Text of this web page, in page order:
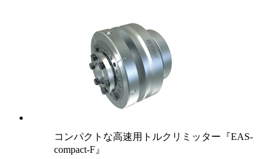
コンパクトな高速用トルクリミッター『EAS-
compact-F』